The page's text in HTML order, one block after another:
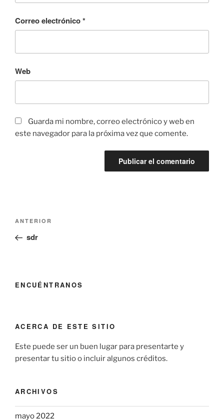
Correo electrónico*
Web
Guarda mi nombre, correo electrónico y web en
este navegador para la próxima vez que comente.
Navegación
entradas
Entrada
anterior:
ANTERIOR
sdr
ENCUÉNTRANOS
ACERCA DE ESTE SITIO
Este puede ser un buen lugar para presentarte y
presentar tu sitio o incluir algunos créditos.
ARCHIVOS
mayo 2022